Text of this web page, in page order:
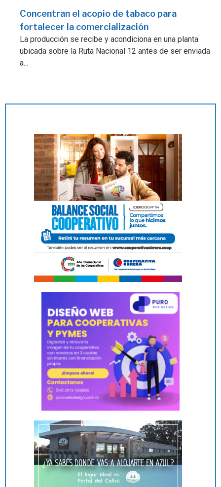
Concentran el acopio de tabaco para
fortalecer la comercialización
La producción se recibe y acondiciona en una planta
ubicada sobre la Ruta Nacional 12 antes de ser enviada
a...